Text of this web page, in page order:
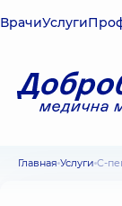
ВрачиУслуги
Главная Услуги C-